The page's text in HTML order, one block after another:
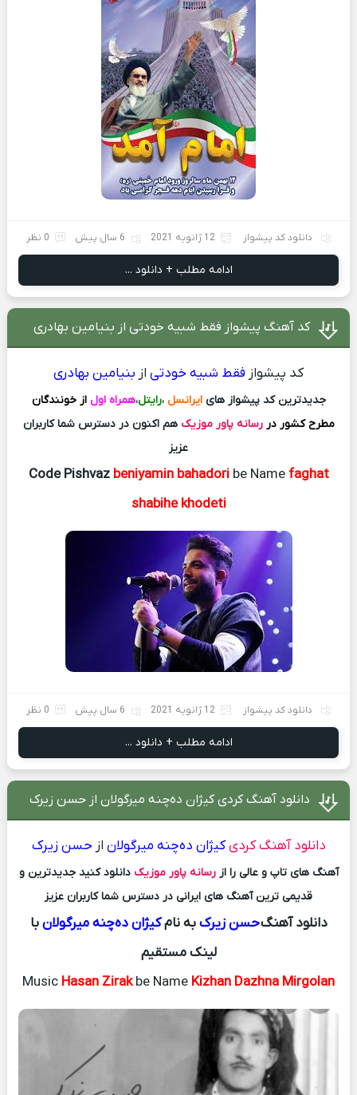
دانلود کد پیشواز 12 ژانویه 2021 6 سال پیش 0 نظر
ادامه مطلب + دانلود ...
کد آهنگ پیشواز فقط شبیه خودتی از بنیامین بهادری
کد پیشواز فقط شبیه خودتی از بنیامین بهادری
جدیدترین کد پیشواز هایایرانسل ،رایتل،همراه اول از خونندگان
مطرح کشور دررسانه پاور موزیک هم اکنون در دسترس شما کاربران
عزیز
Code Pishvaz beniyamin bahadori be Namefaghat
shabihe khodeti
دانلود کد پیشواز 12 ژانویه 2021 6 سال پیش 0 نظر
ادامه مطلب + دانلود ...
دانلود آهنگ کردی کیژان ده‌چنه میرگولان از حسن زیرک
دانلود آهنگ کردی کیژان ده‌چنه میرگولان از حسن زیرک
آهنگ های تاپ و عالی را ازرسانه پاور موزیک دانلود کنید جدیدترین و
قدیمی ترین آهنگ های ایرانی در دسترس شما کاربران عزیز
دانلود آهنگحسن زیرکبه نامکیژان ده‌چنه میرگولانبا
لینک مستقیم
Music Hasan Zirakbe Name Kizhan Dazhna Mirgolan